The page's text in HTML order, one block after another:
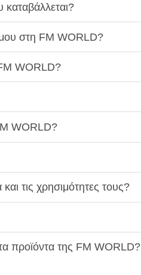
στη FM WORLD?
WORLD?
WORLD?
τις χρησιμότητες τους?
προϊόντα της FM WORLD?